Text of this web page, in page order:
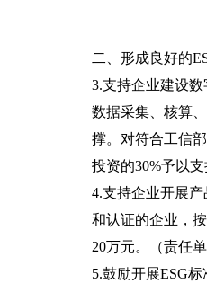
二、形成良好的
3.支持企业建设
数据采集、核算
撑。对符合工信
投资的30%予以
4.支持企业开展
和认证的企业，
20万元。（责任
5.鼓励开展ESG